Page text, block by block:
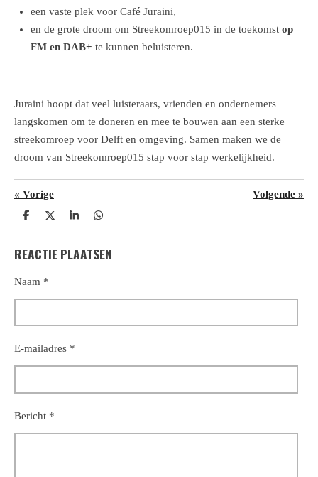
een vaste plek voor Café Juraini,
en de grote droom om Streekomroep015 in de toekomst op
FM en DAB+ te kunnen beluisteren.
Juraini hoopt dat veel luisteraars, vrienden en ondernemers
langskomen om te doneren en mee te bouwen aan een sterke
streekomroep voor Delft en omgeving. Samen maken we de
droom van Streekomroep015 stap voor stap werkelijkheid.
« Vorige Volgende »
D
e
n
D
l
S
r
e
D
e
n
REACTIE PLAATSEN
Naam *
E-mailadres *
Bericht *